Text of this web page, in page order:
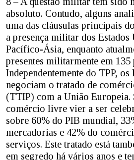
absoluto. Contudo, alguns
uma das cláusulas principais
a presença militar dos Estados
Pacífico-Ásia, enquanto
presentes militarmente em 135
Independentemente do TPP, os
negociam o tratado de
(TTIP) com a União Europeia.
comércio livre vier a ser
sobre 60% do PIB mundial,
mercadorias e 42% do
serviços. Este tratado está
em segredo há vários anos e